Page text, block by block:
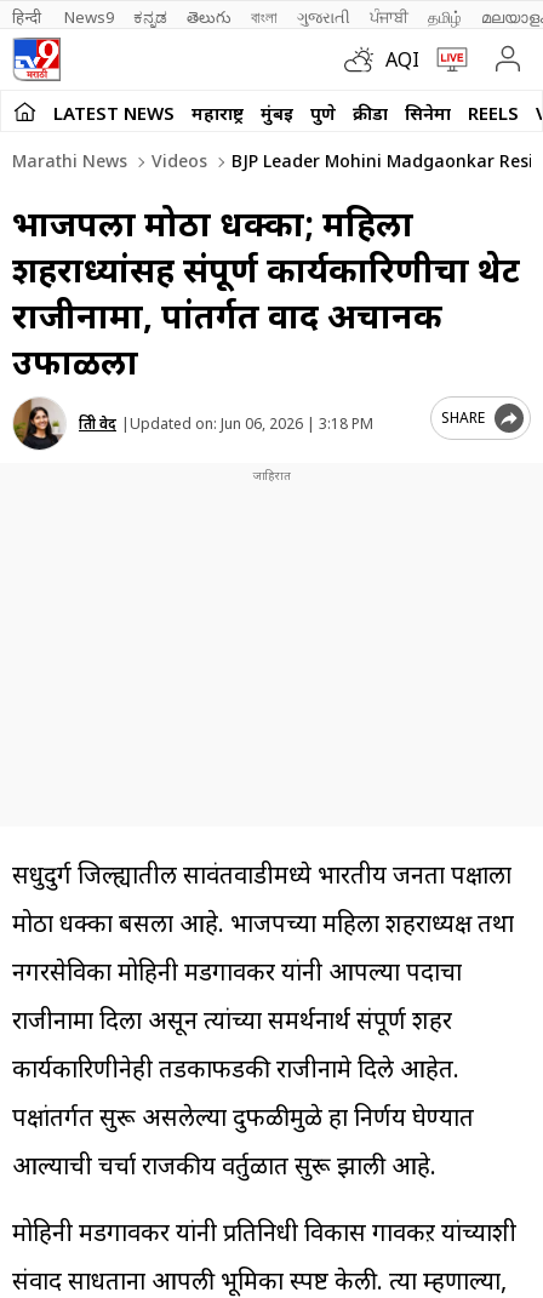
हिन्दी News9 ಕನ್ನಡ తెలుగు বাংলা ગુજરાતી ਪੰਜਾਬੀ தமிழ்
AQI
LATEST NEWS महाराष्ट्र मुंबई पुणे क्रीडा सिनेमा REELS
Marathi News Videos BJP Leader Mohini Madgaonkar
भाजपला मोठा धक्का; महिला
शहराध्यक्षांसह संपूर्ण कार्यकारिणीचा थेट
राजीनामा, पक्षांतर्गत वाद अचानक
उफाळला
प्रिती वेद |Updated on: Jun 06, 2026 | 3:18 PM SHARE
सिंधुदुर्ग जिल्ह्यातील सावंतवाडीमध्ये भारतीय जनता पक्षाला
मोठा धक्का बसला आहे. भाजपच्या महिला शहराध्यक्ष तथा
नगरसेविका मोहिनी मडगावकर यांनी आपल्या पदाचा
राजीनामा दिला असून त्यांच्या समर्थनार्थ संपूर्ण शहर
कार्यकारिणीनेही तडकाफडकी राजीनामे दिले आहेत.
पक्षांतर्गत सुरू असलेल्या दुफळीमुळे हा निर्णय घेण्यात
आल्याची चर्चा राजकीय वर्तुळात सुरू झाली आहे.
मोहिनी मडगावकर यांनी प्रतिनिधी विकास गावकऱ यांच्याशी
संवाद साधताना आपली भूमिका स्पष्ट केली. त्या म्हणाल्या,